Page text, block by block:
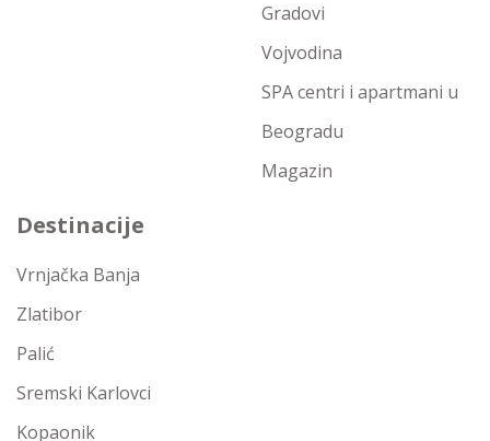
Gradovi
Vojvodina
SPA centri i apartmani u
Beogradu
Magazin
Destinacije
Vrnjačka Banja
Zlatibor
Palić
Sremski Karlovci
Kopaonik